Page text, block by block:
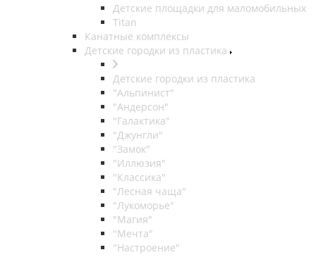
Детские площадки для маломобильных
Titan
Канатные комплексы
Детские городки из пластика
Детские городки из пластика
"Альпинист"
"Андерсон"
"Галактика"
"Джунгли"
"Замок"
"Иллюзия"
"Классика"
"Лесная чаща"
"Лукоморье"
"Магия"
"Мечта"
"Настроение"